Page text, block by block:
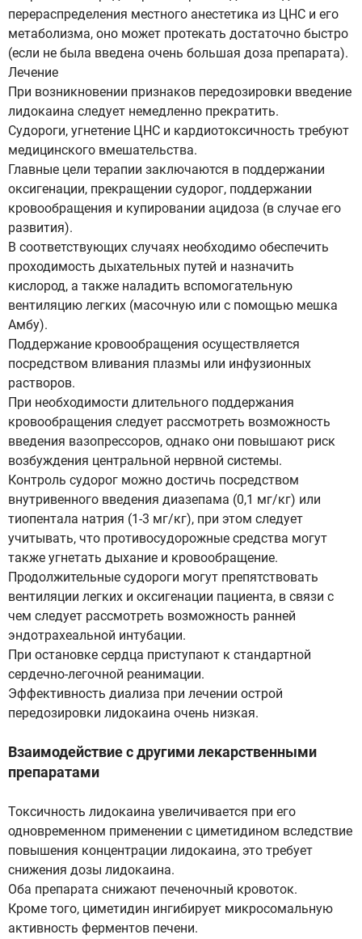
перераспределения местного анестетика из ЦНС и его
метаболизма, оно может протекать достаточно быстро
(если не была введена очень большая доза препарата).
Лечение
При возникновении признаков передозировки введение
лидокаина следует немедленно прекратить.
Судороги, угнетение ЦНС и кардиотоксичность требуют
медицинского вмешательства.
Главные цели терапии заключаются в поддержании
оксигенации, прекращении судорог, поддержании
кровообращения и купировании ацидоза (в случае его
развития).
В соответствующих случаях необходимо обеспечить
проходимость дыхательных путей и назначить
кислород, а также наладить вспомогательную
вентиляцию легких (масочную или с помощью мешка
Амбу).
Поддержание кровообращения осуществляется
посредством вливания плазмы или инфузионных
растворов.
При необходимости длительного поддержания
кровообращения следует рассмотреть возможность
введения вазопрессоров, однако они повышают риск
возбуждения центральной нервной системы.
Контроль судорог можно достичь посредством
внутривенного введения диазепама (0,1 мг/кг) или
тиопентала натрия (1-3 мг/кг), при этом следует
учитывать, что противосудорожные средства могут
также угнетать дыхание и кровообращение.
Продолжительные судороги могут препятствовать
вентиляции легких и оксигенации пациента, в связи с
чем следует рассмотреть возможность ранней
эндотрахеальной интубации.
При остановке сердца приступают к стандартной
сердечно-легочной реанимации.
Эффективность диализа при лечении острой
передозировки лидокаина очень низкая.
Взаимодействие с другими лекарственными
препаратами
Токсичность лидокаина увеличивается при его
одновременном применении с циметидином вследствие
повышения концентрации лидокаина, это требует
снижения дозы лидокаина.
Оба препарата снижают печеночный кровоток.
Кроме того, циметидин ингибирует микросомальную
активность ферментов печени.